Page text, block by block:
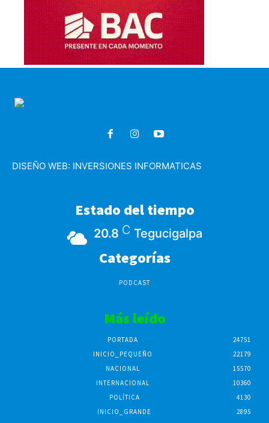
DISEÑO WEB: INVERSIONES INFORMATICAS
Estado del tiempo
20.8 C Tegucigalpa
Categorías
PODCAST
Más leído
PORTADA
24751
INICIO_PEQUEÑO
22179
NACIONAL
15570
INTERNACIONAL
10360
POLÍTICA
4130
INICIO_GRANDE
2895